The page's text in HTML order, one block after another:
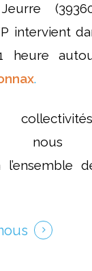
intervient
heure
.
nous
l’ensemble